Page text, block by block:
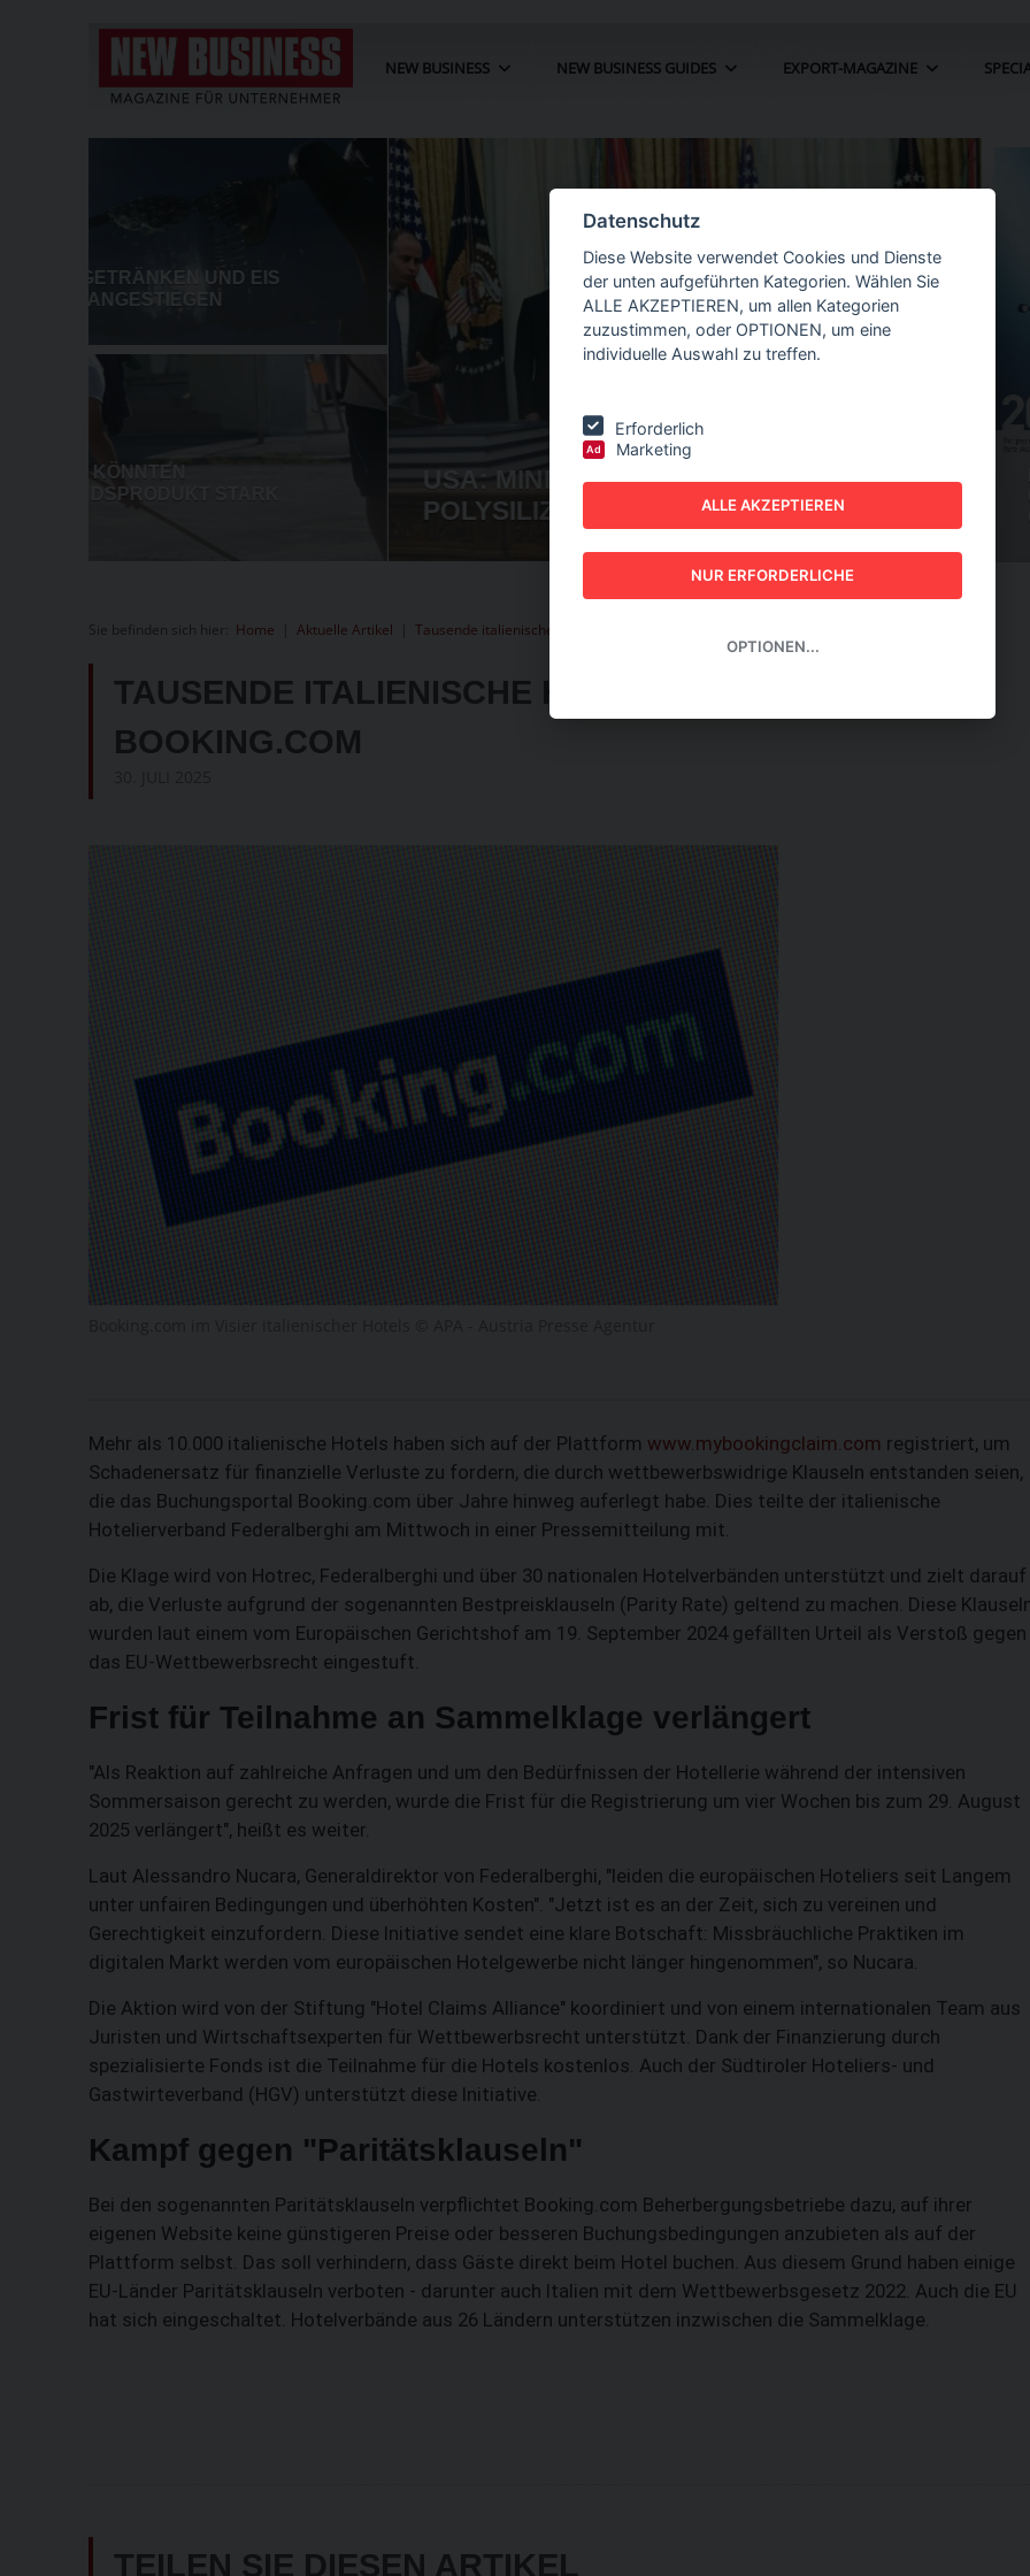
NEW BUSINESS NEW BUSINESS GUIDES EXPORT-MAGAZINE
USA: MINDESTPREISE UND ZÖLLE FÜR
POLYSILIZIUM-IMPORTE
GUIDES - AUTOMATION
GUIDE 2026
Sie befinden sich hier: Home Aktuelle Artikel Tausende italienische Hotels klagen Booking.com
TAUSENDE ITALIENISCHE HOTELS KLAGEN
BOOKING.COM
Mehr als 10.000 italienische Hotels haben sich auf der Plattform www.mybookingclaim.com registriert, um
Schadenersatz für finanzielle Verluste zu fordern, die durch wettbewerbswidrige Klauseln entstanden seien,
die das Buchungsportal Booking.com über Jahre hinweg auferlegt habe. Dies teilte der italienische
Hotelierverband Federalberghi am Mittwoch in einer Pressemitteilung mit.
Die Klage wird von Hotrec, Federalberghi und über 30 nationalen Hotelverbänden unterstützt und zielt darauf
ab, die Verluste aufgrund der sogenannten Bestpreisklauseln (Parity Rate) geltend zu machen. Diese
wurden laut einem vom Europäischen Gerichtshof am 19. September 2024 gefällten Urteil als Verstoß gegen
das EU-Wettbewerbsrecht eingestuft.
Frist für Teilnahme an Sammelklage verlängert
"Als Reaktion auf zahlreiche Anfragen und um den Bedürfnissen der Hotellerie während der intensiven
Sommersaison gerecht zu werden, wurde die Frist für die Registrierung um vier Wochen bis zum 29. August
2025 verlängert", heißt es weiter.
Laut Alessandro Nucara, Generaldirektor von Federalberghi, "leiden die europäischen Hoteliers seit Langem
unter unfairen Bedingungen und überhöhten Kosten". "Jetzt ist es an der Zeit, sich zu vereinen und
Gerechtigkeit einzufordern. Diese Initiative sendet eine klare Botschaft: Missbräuchliche Praktiken im
digitalen Markt werden vom europäischen Hotelgewerbe nicht länger hingenommen", so Nucara.
Die Aktion wird von der Stiftung "Hotel Claims Alliance" koordiniert und von einem internationalen Team aus
Juristen und Wirtschaftsexperten für Wettbewerbsrecht unterstützt. Dank der Finanzierung durch
spezialisierte Fonds ist die Teilnahme für die Hotels kostenlos. Auch der Südtiroler Hoteliers- und
Gastwirteverband (HGV) unterstützt diese Initiative.
Kampf gegen "Paritätsklauseln"
Bei den sogenannten Paritätsklauseln verpflichtet Booking.com Beherbergungsbetriebe dazu, auf ihrer
eigenen Website keine günstigeren Preise oder besseren Buchungsbedingungen anzubieten als auf der
Plattform selbst. Das soll verhindern, dass Gäste direkt beim Hotel buchen. Aus diesem Grund haben einige
EU-Länder Paritätsklauseln verboten - darunter auch Italien mit dem Wettbewerbsgesetz 2022. Auch die EU
hat sich eingeschaltet. Hotelverbände aus 26 Ländern unterstützen inzwischen die Sammelklage.
TEILEN SIE DIESEN ARTIKEL
SUCHEN
Datenschutz
Diese Website verwendet Cookies und Dienste
der unten aufgeführten Kategorien. Wählen Sie
ALLE AKZEPTIEREN, um allen Kategorien
zuzustimmen, oder OPTIONEN, um eine
individuelle Auswahl zu treffen.
Erforderlich
Ad Marketing
ALLE AKZEPTIEREN
NUR ERFORDERLICHE
OPTIONEN...